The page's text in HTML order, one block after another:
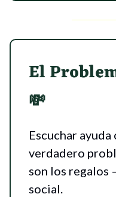
El
💸
Escuchar
verdadero
son los regalos
social.